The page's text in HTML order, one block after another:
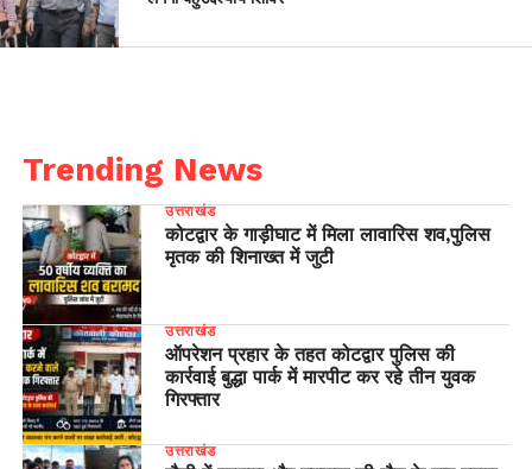
Trending News
उत्तराखंड
कोटद्वार के गाड़ीघाट में मिला लावारिस शव,पुलिस
मृतक की शिनाख्त में जुटी
उत्तराखंड
ऑपरेशन प्रहार के तहत कोटद्वार पुलिस की
कार्रवाई बुद्धा पार्क में मारपीट कर रहे तीन युवक
गिरफ्तार
उत्तराखंड